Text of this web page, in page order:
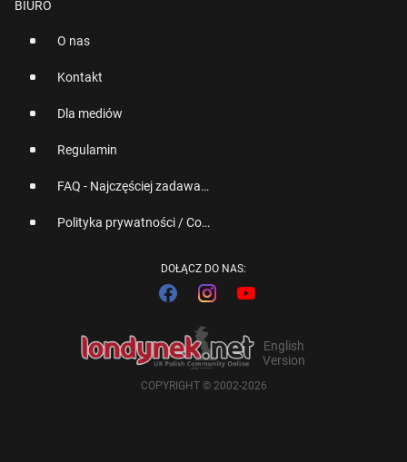
BIURO
O nas
Kontakt
Dla mediów
Regulamin
FAQ - Najczęściej zadawane pytania
Polityka prywatności / Cookies
DOŁĄCZ DO NAS:
English
Version
COPYRIGHT © 2002-2026